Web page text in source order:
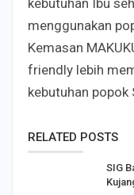
menggunakan
Kemasan
friendly lebih
kebutuhan popok
RELATED POSTS
SIG